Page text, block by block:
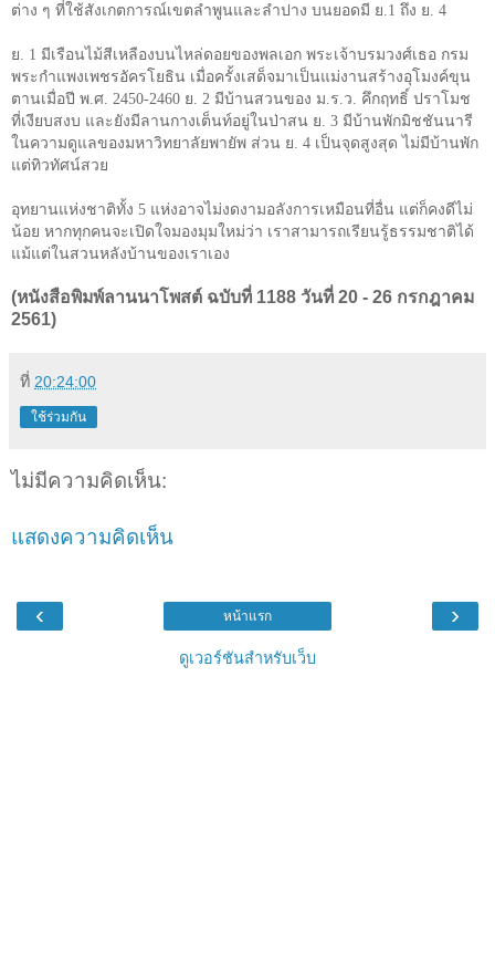
ต่าง ๆ ที่ใช้สังเกตการณ์เขตลำพูนและลำปาง บนยอดมี ย. 1 ถึง ย. 4
ย. 1 มีเรือนไม้สีเหลืองบนไหล่ดอยของพลเอก พระเจ้าบรมวงศ์เธอ กรม
พระกำแพงเพชรอัครโยธิน เมื่อครั้งเสด็จมาเป็นแม่งานสร้างอุโมงค์ขุน
ตานเมื่อปี พ.ศ. 2450-2460 ย. 2 มีบ้านสวนของ ม.ร.ว. คึกฤทธิ์ ปราโมช
ที่เงียบสงบ และยังมีลานกางเต็นท์อยู่ในป่าสน ย. 3 มีบ้านพักมิชชันนารี
ในความดูแลของมหาวิทยาลัยพายัพ ส่วน ย. 4 เป็นจุดสูงสุด ไม่มีบ้านพัก
แต่ทิวทัศน์สวย
อุทยานแห่งชาติทั้ง 5 แห่งอาจไม่งดงามอลังการเหมือนที่อื่น แต่ก็คงดีไม่
น้อย หากทุกคนจะเปิดใจมองมุมใหม่ว่า เราสามารถเรียนรู้ธรรมชาติได้
แม้แต่ในสวนหลังบ้านของเราเอง
(หนังสือพิมพ์ลานนาโพสต์ ฉบับที่ 1188 วันที่ 20 - 26 กรกฎาคม
2561)
ที่ 20:24:00
ใช้ร่วมกัน
ไม่มีความคิดเห็น:
แสดงความคิดเห็น
‹ ›
หน้าแรก
ดูเวอร์ชันสำหรับเว็บ